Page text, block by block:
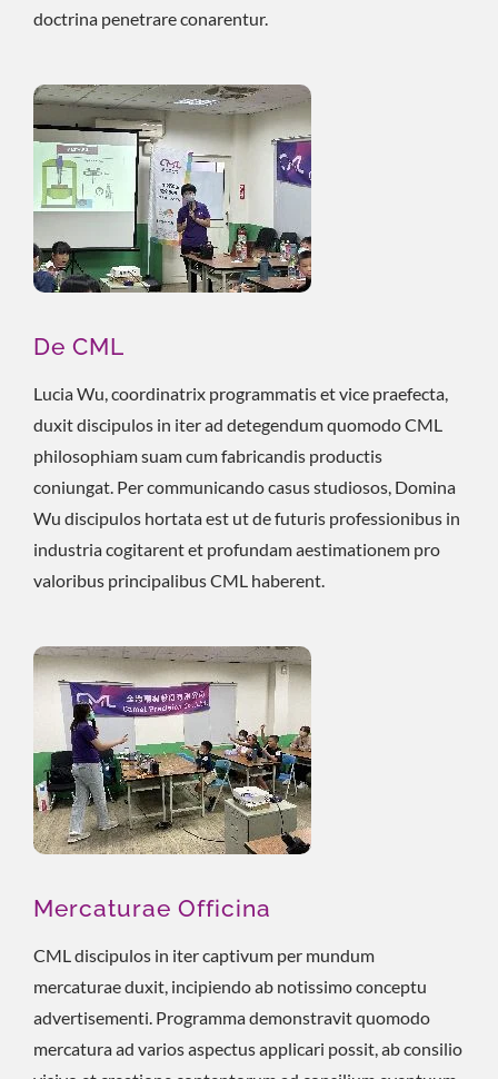
doctrina penetrare conarentur.
De CML
Lucia Wu, coordinatrix programmatis et vice praefecta,
duxit discipulos in iter ad detegendum quomodo CML
philosophiam suam cum fabricandis productis
coniungat. Per communicando casus studiosos, Domina
Wu discipulos hortata est ut de futuris professionibus in
industria cogitarent et profundam aestimationem pro
valoribus principalibus CML haberent.
Mercaturae Officina
CML discipulos in iter captivum per mundum
mercaturae duxit, incipiendo ab notissimo conceptu
advertisementi. Programma demonstravit quomodo
mercatura ad varios aspectus applicari possit, ab consilio